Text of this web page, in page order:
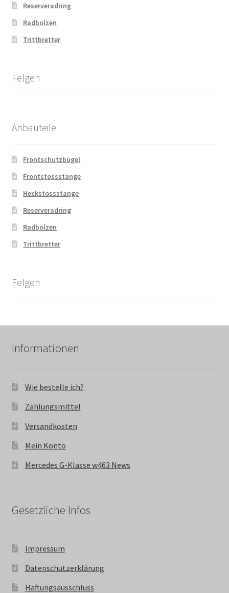
Reserveradring
Radbolzen
Trittbretter
Felgen
Anbauteile
Frontschutzbügel
Frontstossstange
Heckstossstange
Reserveradring
Radbolzen
Trittbretter
Felgen
Informationen
Wie bestelle ich?
Zahlungsmittel
Versandkosten
Mein Konto
Mercedes G-Klasse w463 News
Gesetzliche Infos
Impressum
Datenschutzerklärung
Haftungsausschluss